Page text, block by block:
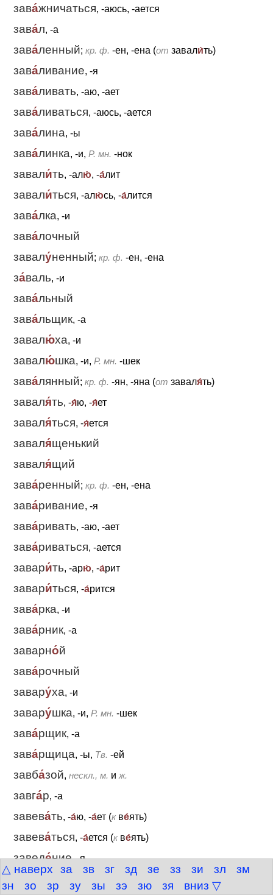
△ наверх за зв зг зд зе зз зи зл
зм
зн
зо зр зу зы зэ зю зя вниз ▽
зава́жничаться, -аюсь, -ается
зава́л, -а
зава́ленный; кр. ф. -ен, -ена (от завали́ть)
зава́ливание, -я
зава́ливать, -аю, -ает
зава́ливаться, -аюсь, -ается
зава́лина, -ы
зава́линка, -и, Р. мн. -нок
завали́ть, -алю́, -а́лит
завали́ться, -алю́сь, -а́лится
зава́лка, -и
зава́лочный
завалу́ненный; кр. ф. -ен, -ена
за́валь, -и
зава́льный
зава́льщик, -а
завалю́ха, -и
завалю́шка, -и, Р. мн. -шек
зава́лянный; кр. ф. -ян, -яна (от заваля́ть)
заваля́ть, -я́ю, -я́ет
заваля́ться, -я́ется
заваля́щенький
заваля́щий
зава́ренный; кр. ф. -ен, -ена
зава́ривание, -я
зава́ривать, -аю, -ает
зава́риваться, -ается
завари́ть, -арю́, -а́рит
завари́ться, -а́рится
зава́рка, -и
зава́рник, -а
заварно́й
зава́рочный
завару́ха, -и
завару́шка, -и, Р. мн. -шек
зава́рщик, -а
зава́рщица, -ы, Тв. -ей
завба́зой, нескл., м. и ж.
завга́р, -а
завева́ть, -а́ю, -а́ет (к ве́ять)
завева́ться, -а́ется (к ве́ять)
заведе́ние, -я
завед